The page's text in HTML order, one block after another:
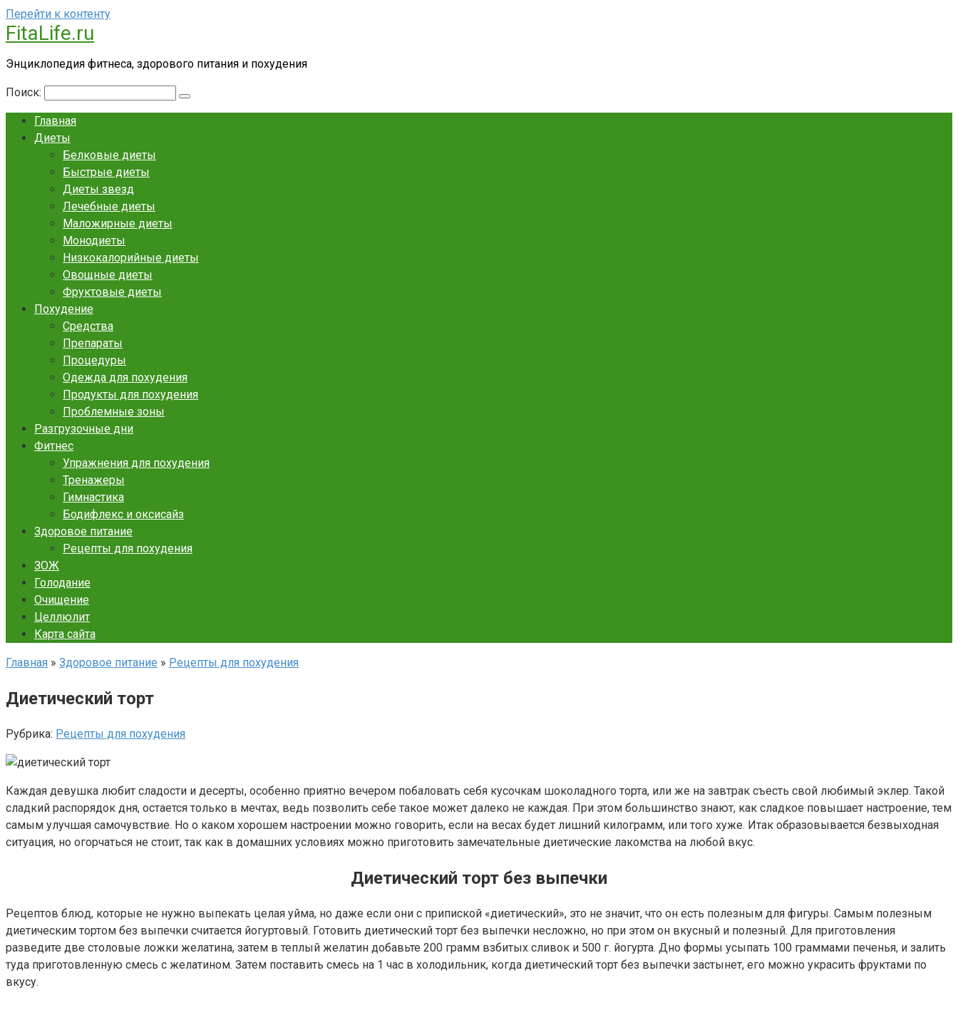
Перейти к контенту
FitaLife.ru
Энциклопедия фитнеса, здорового питания и похудения
Поиск:
Главная
Диеты
Белковые диеты
Быстрые диеты
Диеты звезд
Лечебные диеты
Маложирные диеты
Монодиеты
Низкокалорийные диеты
Овощные диеты
Фруктовые диеты
Похудение
Средства
Препараты
Процедуры
Одежда для похудения
Продукты для похудения
Проблемные зоны
Разгрузочные дни
Фитнес
Упражнения для похудения
Тренажеры
Гимнастика
Бодифлекс и оксисайз
Здоровое питание
Рецепты для похудения
ЗОЖ
Голодание
Очищение
Целлюлит
Карта сайта
Главная » Здоровое питание » Рецепты для похудения
Диетический торт
Рубрика: Рецепты для похудения
Каждая девушка любит сладости и десерты, особенно приятно вечером побаловать себя кусочкам шоколадного торта, или же на завтрак съесть свой любимый эклер. Такой
сладкий распорядок дня, остается только в мечтах, ведь позволить себе такое может далеко не каждая. При этом большинство знают, как сладкое повышает настроение, тем
самым улучшая самочувствие. Но о каком хорошем настроении можно говорить, если на весах будет лишний килограмм, или того хуже. Итак образовывается безвыходная
ситуация, но огорчаться не стоит, так как в домашних условиях можно приготовить замечательные диетические лакомства на любой вкус.
Диетический торт без выпечки
Рецептов блюд, которые не нужно выпекать целая уйма, но даже если они с припиской «диетический», это не значит, что он есть полезным для фигуры. Самым полезным
диетическим тортом без выпечки считается йогуртовый. Готовить диетический торт без выпечки несложно, но при этом он вкусный и полезный. Для приготовления
разведите две столовые ложки желатина, затем в теплый желатин добавьте 200 грамм взбитых сливок и 500 г. йогурта. Дно формы усыпать 100 граммами печенья, и залить
туда приготовленную смесь с желатином. Затем поставить смесь на 1 час в холодильник, когда диетический торт без выпечки застынет, его можно украсить фруктами по
вкусу.